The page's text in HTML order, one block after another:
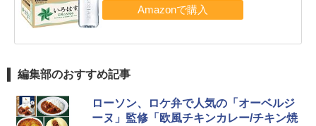
編集部のおすすめ記事
ローソン、ロケ弁で人気の「オーベルジ
ーヌ」監修「欧風チキンカレー/チキン焼